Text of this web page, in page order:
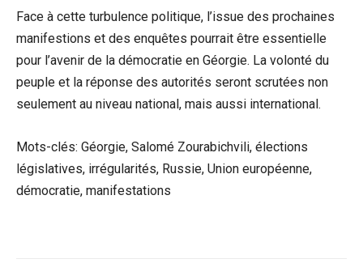
Face à cette turbulence politique, l’issue des prochaines
manifestions et des enquêtes pourrait être essentielle
pour l’avenir de la démocratie en Géorgie. La volonté du
peuple et la réponse des autorités seront scrutées non
seulement au niveau national, mais aussi international.
Mots-clés: Géorgie, Salomé Zourabichvili, élections
législatives, irrégularités, Russie, Union européenne,
démocratie, manifestations